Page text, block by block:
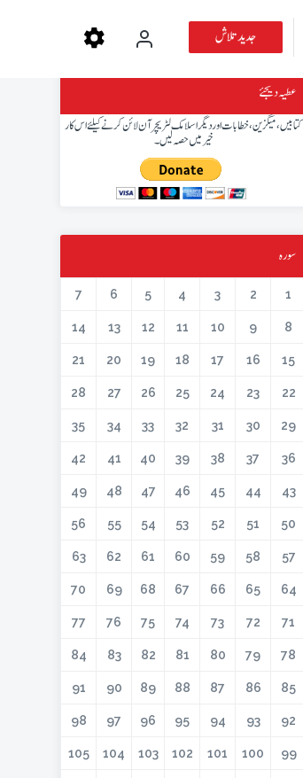
جدید تلاش
عطیہ دیجئے
کتابیں، میگزین، خطابات اور دیگر اسلامک لٹریچر آن لائن کرنے کیلئے اس کار
خیر میں حصہ لیں۔
سورہ
1
2
3
4
5
6
7
8
9
10
11
12
13
14
15
16
17
18
19
20
21
22
23
24
25
26
27
28
29
30
31
32
33
34
35
36
37
38
39
40
41
42
43
44
45
46
47
48
49
50
51
52
53
54
55
56
57
58
59
60
61
62
63
64
65
66
67
68
69
70
71
72
73
74
75
76
77
78
79
80
81
82
83
84
85
86
87
88
89
90
91
92
93
94
95
96
97
98
99
100
101
102
103
104
105